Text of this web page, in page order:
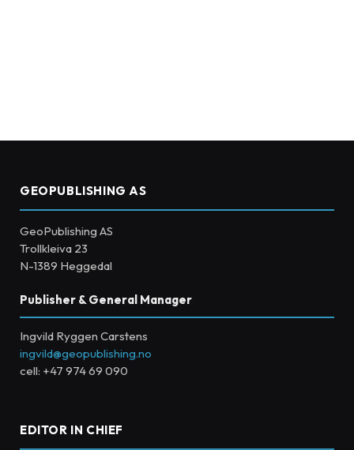
GEOPUBLISHING AS
GeoPublishing AS
Trollkleiva 23
N-1389 Heggedal
Publisher & General Manager
Ingvild Ryggen Carstens
ingvild@geopublishing.no
cell: +47 974 69 090
EDITOR IN CHIEF